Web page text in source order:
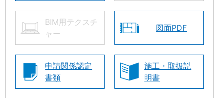
BIM用テクスチ
ャー
図面PDF
申請関係認定
書類
施工・取扱説
明書